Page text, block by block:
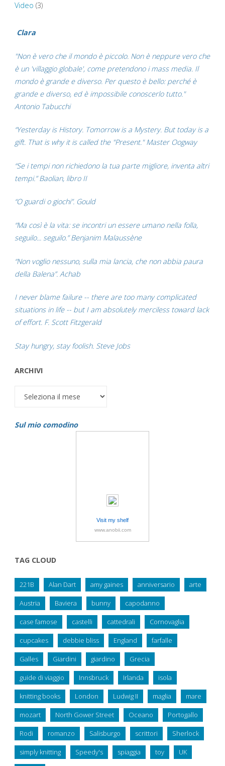
Video (3)
Clara
"Non è vero che il mondo è piccolo. Non è neppure vero che
è un 'villaggio globale', come pretendono i mass media. Il
mondo è grande e diverso. Per questo è bello: perché è
grande e diverso, ed è impossibile conoscerlo tutto."
Antonio Tabucchi
“Yesterday is History. Tomorrow is a Mystery. But today is a
gift. That is why it is called the "Present." Master Oogway
“Se i tempi non richiedono la tua parte migliore, inventa altri
tempi.” Baolian, libro II
“O guardi o giochi”. Gould
“Ma così è la vita: se incontri un essere umano nella folla,
seguilo... seguilo.” Benjanim Malaussène
“Non voglio nessuno, sulla mia lancia, che non abbia paura
della Balena”. Achab
I never blame failure -- there are too many complicated
situations in life -- but I am absolutely merciless toward lack
of effort. F. Scott Fitzgerald
Stay hungry, stay foolish. Steve Jobs
ARCHIVI
Sul mio comodino
Visit my shelf
www.anobii.com
TAG CLOUD
221B Alan Dart amy gaines anniversario arte
Austria Baviera bunny capodanno
case famose castelli cattedrali Cornovaglia
cupcakes debbie bliss England farfalle
Galles Giardini giardino Grecia
guide di viaggio Innsbruck Irlanda isola
knitting books London Ludwig II maglia mare
mozart North Gower Street Oceano Portogallo
Rodi romanzo Salisburgo scrittori Sherlock
simply knitting Speedy's spiaggia toy UK